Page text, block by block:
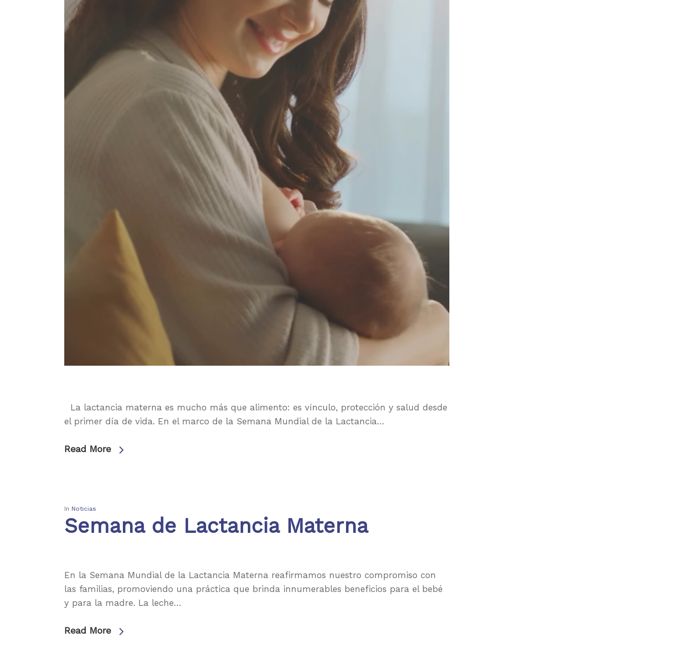
La lactancia materna es mucho más que alimento: es vínculo, protección y salud desde
el primer día de vida. En el marco de la Semana Mundial de la Lactancia…
Read More
In Noticias
Semana de Lactancia Materna
En la Semana Mundial de la Lactancia Materna reafirmamos nuestro compromiso con
las familias, promoviendo una práctica que brinda innumerables beneficios para el bebé
y para la madre. La leche…
Read More